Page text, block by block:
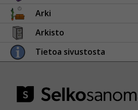
Arki
Arkisto
Tietoa sivustosta